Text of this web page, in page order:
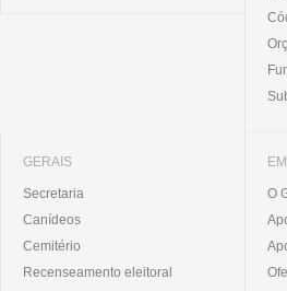
GERAIS
Secretaria
Canídeos
Cemitério
Recenseamento eleitoral
O